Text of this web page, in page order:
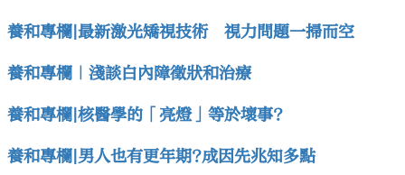
養和專欄|最新激光矯視技術 視力問題一掃而空
養和專欄｜淺談白內障徵狀和治療
養和專欄|核醫學的「亮燈」等於壞事?
養和專欄|男人也有更年期?成因先兆知多點